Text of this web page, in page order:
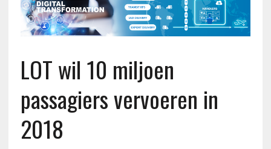
LOT wil 10 miljoen
passagiers vervoeren in
2018